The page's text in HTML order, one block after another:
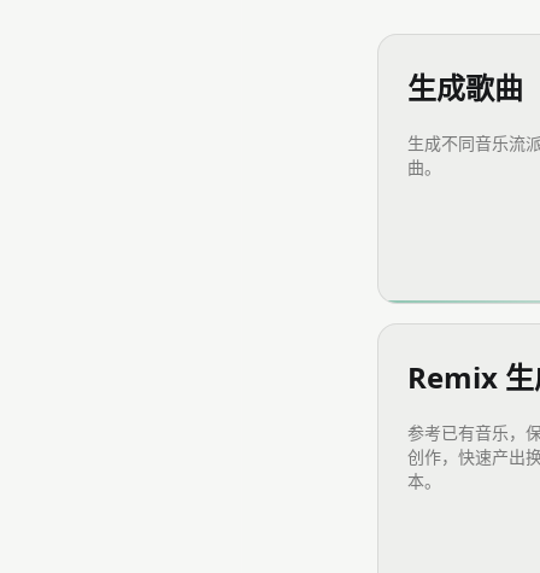
生成歌曲
生成不同音乐流
曲。
Remix 生
参考已有音乐，
创作，快速产出
本。